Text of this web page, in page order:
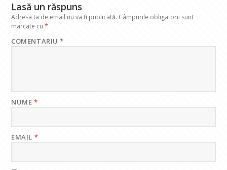
Lasă un răspuns
Adresa ta de email nu va fi publicată. Câmpurile obligatorii sunt
marcate cu*
COMENTARIU*
NUME*
EMAIL *